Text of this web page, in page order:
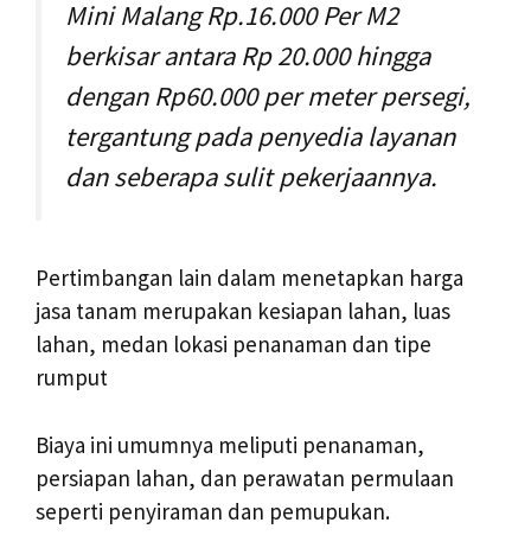
Mini Malang Rp.16.000 Per M2
berkisar antara Rp 20.000 hingga
dengan Rp60.000 per meter persegi,
tergantung pada penyedia layanan
dan seberapa sulit pekerjaannya.
Pertimbangan lain dalam menetapkan harga
jasa tanam merupakan kesiapan lahan, luas
lahan, medan lokasi penanaman dan tipe
rumput
Biaya ini umumnya meliputi penanaman,
persiapan lahan, dan perawatan permulaan
seperti penyiraman dan pemupukan.